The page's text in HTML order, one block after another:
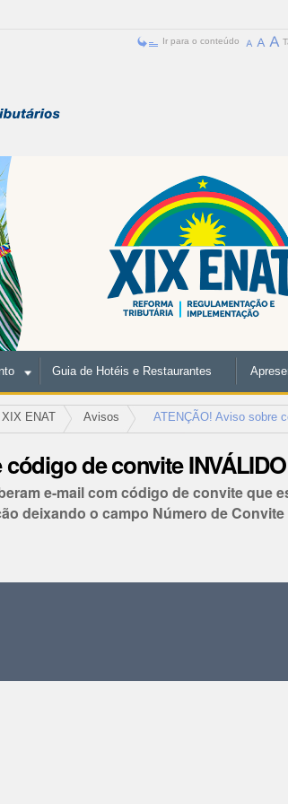
Ir para o conteúdo
Guia de Hotéis e Restaurantes
XIX ENAT Avisos ATENÇÃO! Aviso sobre
de convite INVÁLIDO
e-mail com código de convite que
deixando o campo Número de